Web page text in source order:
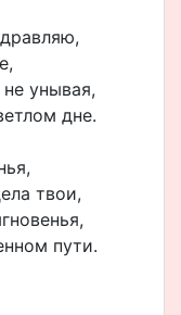
унывая,
дне.
твои,
пути.